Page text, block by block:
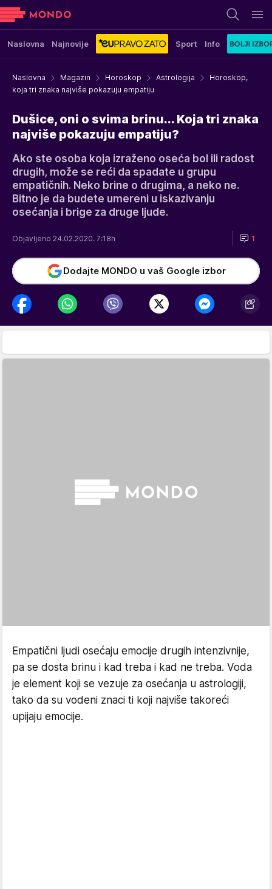
Naslovna Najnovije Sport Info
Naslovna Magazin Horoskop Astrologija
Horoskop,
koja tri znaka najviše pokazuju empatiju
Dušice, oni o svima brinu... Koja tri znaka
najviše pokazuju empatiju?
Ako ste osoba koja izraženo oseća bol ili radost
drugih, može se reći da spadate u grupu
empatičnih. Neko brine o drugima, a neko ne.
Bitno je da budete umereni u iskazivanju
osećanja i brige za druge ljude.
Objavljeno 24.02.2020. 7:18h 1
Dodajte MONDO u vaš Google izbor
Empatični ljudi osećaju emocije drugih intenzivnije,
pa se dosta brinu i kad treba i kad ne treba. Voda
je element koji se vezuje za osećanja u astrologiji,
tako da su vodeni znaci ti koji najviše takoreći
upijaju emocije.